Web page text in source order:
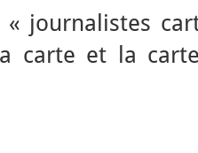
journalistes
carte et la